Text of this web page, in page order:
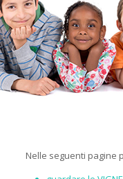
Nelle seguenti pagine